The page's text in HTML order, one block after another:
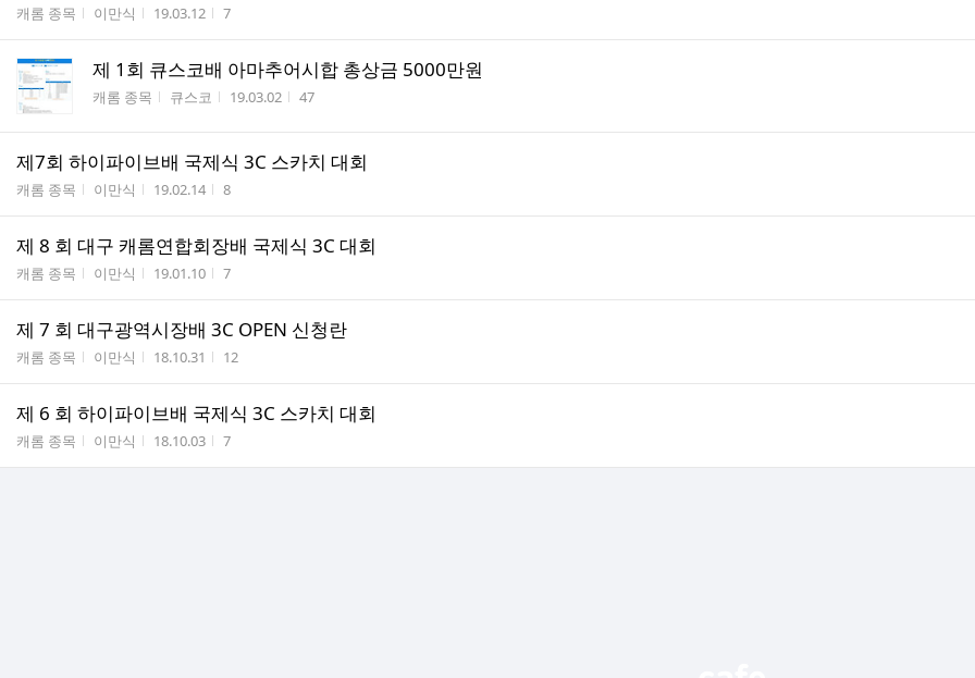
게시판명
캐롬 종목 작성자
이만식 작성시간
19.03.12 조회수
7
제 1회 큐스코배 아마추어시합 총상금 5000만원
게시판명
캐롬 종목 작성자
큐스코 작성시간
19.03.02 조회수
47
제7회 하이파이브배 국제식 3C 스카치 대회
게시판명
캐롬 종목 작성자
이만식 작성시간
19.02.14 조회수
8
제 8 회 대구 캐롬연합회장배 국제식 3C 대회
게시판명
캐롬 종목 작성자
이만식 작성시간
19.01.10 조회수
7
제 7 회 대구광역시장배 3C OPEN 신청란
게시판명
캐롬 종목 작성자
이만식 작성시간
18.10.31 조회수
12
제 6 회 하이파이브배 국제식 3C 스카치 대회
게시판명
캐롬 종목 작성자
이만식 작성시간
18.10.03 조회수
7